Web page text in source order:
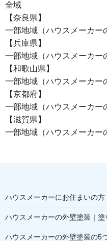
全域
【奈良県】
一部地域（ハウスメーカー
【兵庫県】
一部地域（ハウスメーカー
【和歌山県】
一部地域（ハウスメーカー
【京都府】
一部地域（ハウスメーカー
【滋賀県】
一部地域（ハウスメーカー
ハウスメーカーにお住まいの方
ハウスメーカーの外壁塗装｜
ハウスメーカーの外壁塗装の5